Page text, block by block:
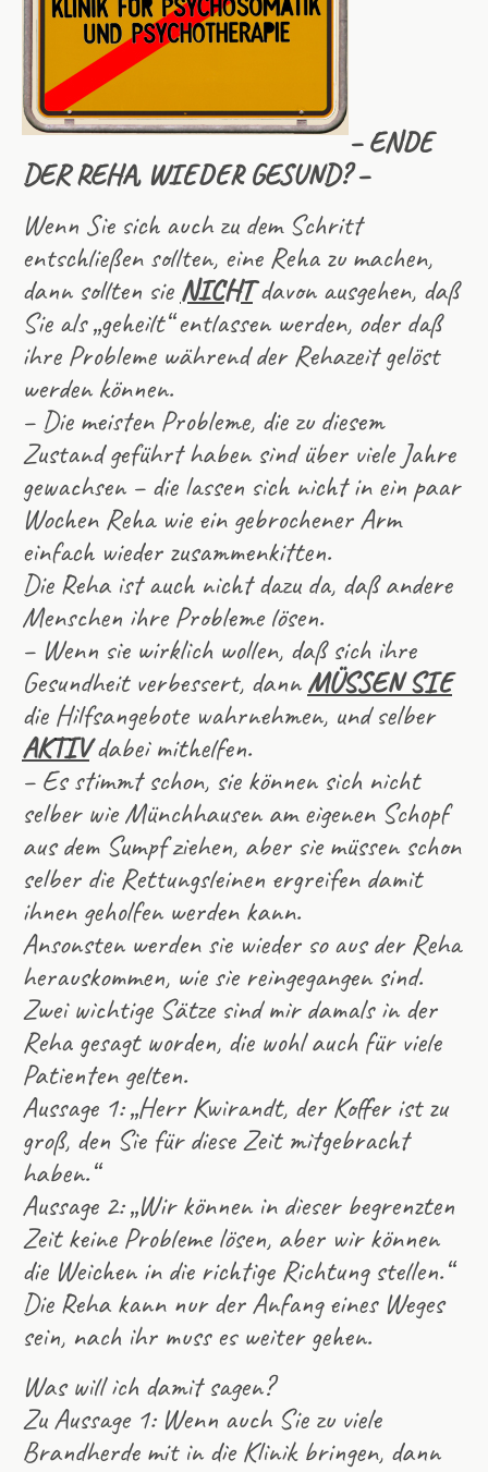
– ENDE
DER REHA, WIEDER GESUND? –
Wenn Sie sich auch zu dem Schritt
entschließen sollten, eine Reha zu machen,
dann sollten sie NICHTdavon ausgehen, daß
Sie als „geheilt“ entlassen werden, oder daß
ihre Probleme während der Rehazeit gelöst
werden können.
– Die meisten Probleme, die zu diesem
Zustand geführt haben sind über viele Jahre
gewachsen – die lassen sich nicht in ein paar
Wochen Reha wie ein gebrochener Arm
einfach wieder zusammenkitten.
Die Reha ist auch nicht dazu da, daß andere
Menschen ihre Probleme lösen.
– Wenn sie wirklich wollen, daß sich ihre
Gesundheit verbessert, dannMÜSSEN SIE
die Hilfsangebote wahrnehmen, und selber
AKTIVdabei mithelfen.
– Es stimmt schon, sie können sich nicht
selber wie Münchhausen am eigenen Schopf
aus dem Sumpf ziehen, aber sie müssen schon
selber die Rettungsleinen ergreifen damit
ihnen geholfen werden kann.
Ansonsten werden sie wieder so aus der Reha
herauskommen, wie sie reingegangen sind.
Zwei wichtige Sätze sind mir damals in der
Reha gesagt worden, die wohl auch für viele
Patienten gelten.
Aussage 1: „Herr Kwirandt, der Koffer ist zu
groß, den Sie für diese Zeit mitgebracht
haben.“
Aussage 2: „Wir können in dieser begrenzten
Zeit keine Probleme lösen, aber wir können
die Weichen in die richtige Richtung stellen.“
Die Reha kann nur der Anfang eines Weges
sein, nach ihr muss es weiter gehen.
Was will ich damit sagen?
Zu Aussage 1: Wenn auch Sie zu viele
Brandherde mit in die Klinik bringen, dann